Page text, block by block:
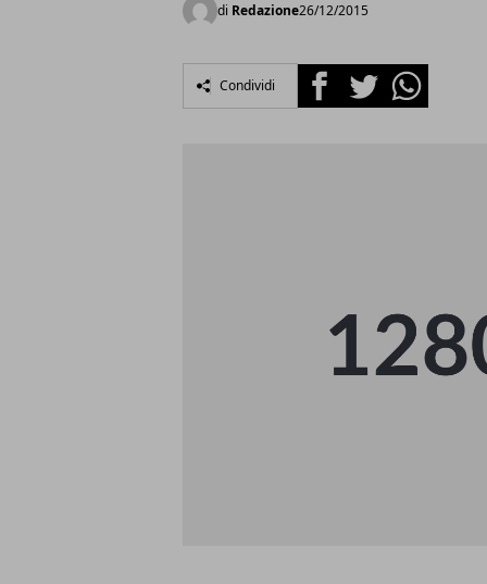
di Redazione26/12/2015
Condividi FacebookTwitterWhatsapp